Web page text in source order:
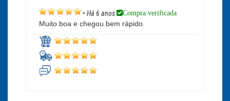
• Há 6 anos Compra verificada
Muito boa e chegou bem rápido.